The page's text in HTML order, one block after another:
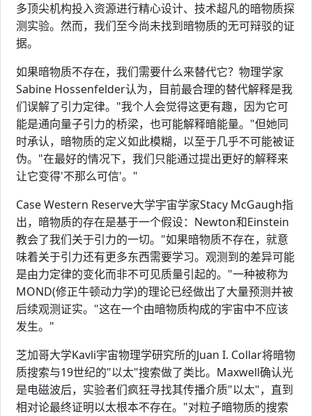
多顶尖机构投入资源进行精心设计、技术超凡的暗物质探
测实验。然而，我们至今尚未找到暗物质的无可辩驳的证
据。
如果暗物质不存在，我们需要什么来替代它？物理学家
Sabine Hossenfelder认为，目前最合理的替代解释是我
们误解了引力定律。"我个人会觉得这更有趣，因为它可
能是通向量子引力的桥梁，也可能解释暗能量。"但她同
时承认，暗物质的定义如此模糊，以至于几乎不可能被证
伪。"在最好的情况下，我们只能通过提出更好的解释来
让它变得'不那么可信'。"
Case Western Reserve大学宇宙学家Stacy McGaugh指
出，暗物质的存在是基于一个假设：Newton和Einstein
教会了我们关于引力的一切。"如果暗物质不存在，就意
味着关于引力还有更多东西需要学习。观测到的差异可能
是由力定律的变化而非不可见质量引起的。"一种被称为
MOND(修正牛顿动力学)的理论已经做出了大量预测并被
后续观测证实。"这在一个由暗物质构成的宇宙中不应该
发生。"
芝加哥大学Kavli宇宙物理学研究所的Juan I. Collar将暗物
质搜索与19世纪的"以太"搜索做了类比。Maxwell确认光
是电磁波后，实验者们疯狂寻找其传播介质"以太"，直到
相对论最终证明以太根本不存在。"对粒子暗物质的搜索